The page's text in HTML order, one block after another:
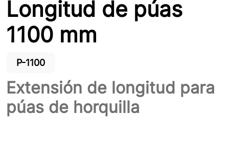
Longitud de púas
1100 mm
P-1100
Extensión de longitud para
púas de horquilla